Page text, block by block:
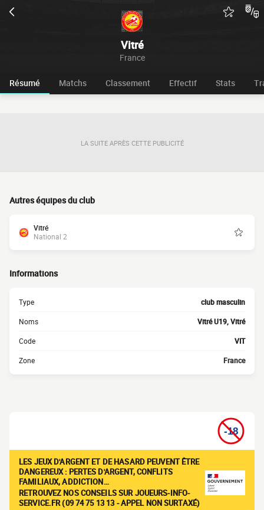
Vitré
France
Résumé Matchs Classement Effectif Stats
LA SUITE APRÈS CETTE PUBLICITÉ
Autres équipes du club
Vitré
National 2
Informations
Type club masculin
Noms Vitré U19, Vitré
Code VIT
Zone France
LES JEUX D'ARGENT ET DE HASARD PEUVENT ÊTRE
DANGEREUX : PERTES D'ARGENT, CONFLITS
FAMILIAUX, ADDICTION…
RETROUVEZ NOS CONSEILS SUR JOUEURS-INFO-
SERVICE.FR (09 74 75 13 13 - APPEL NON SURTAXÉ)